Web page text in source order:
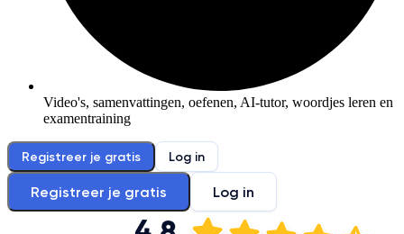
Video's, samenvattingen, oefenen, AI-tutor, woordjes leren en
examentraining
Registreer je gratis Log in
Registreer je gratis Log in